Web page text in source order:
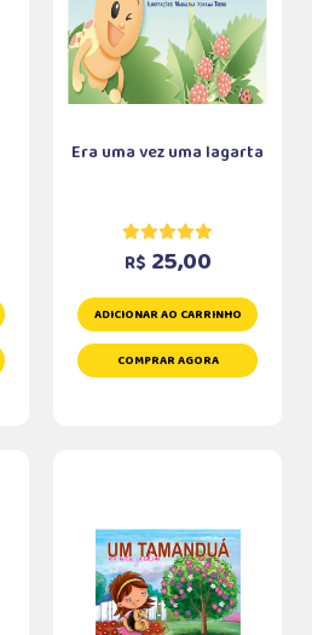
Era uma vez uma lagarta
R$ 25,00
ADICIONAR AO CARRINHO
COMPRAR AGORA